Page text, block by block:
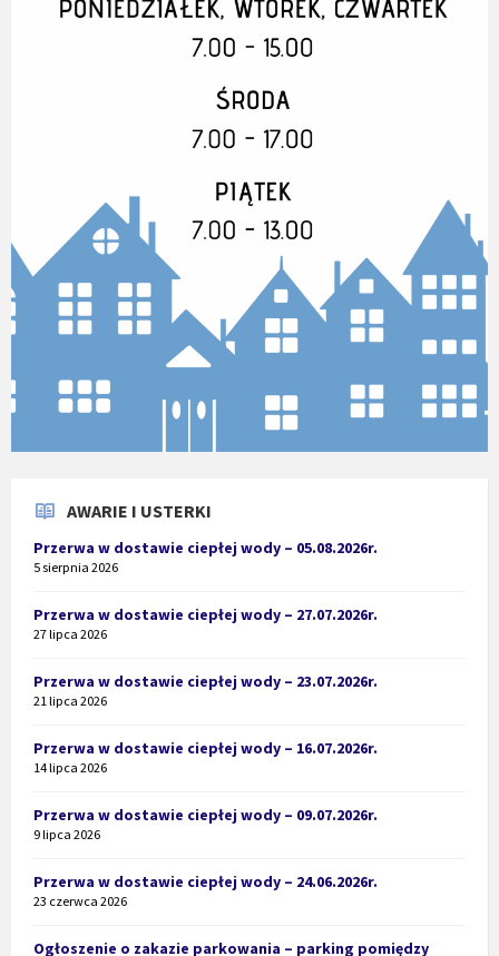
AWARIE I USTERKI
Przerwa w dostawie ciepłej wody – 05.08.2026r.
5 sierpnia 2026
Przerwa w dostawie ciepłej wody – 27.07.2026r.
27 lipca 2026
Przerwa w dostawie ciepłej wody – 23.07.2026r.
21 lipca 2026
Przerwa w dostawie ciepłej wody – 16.07.2026r.
14 lipca 2026
Przerwa w dostawie ciepłej wody – 09.07.2026r.
9 lipca 2026
Przerwa w dostawie ciepłej wody – 24.06.2026r.
23 czerwca 2026
Ogłoszenie o zakazie parkowania – parking pomiędzy